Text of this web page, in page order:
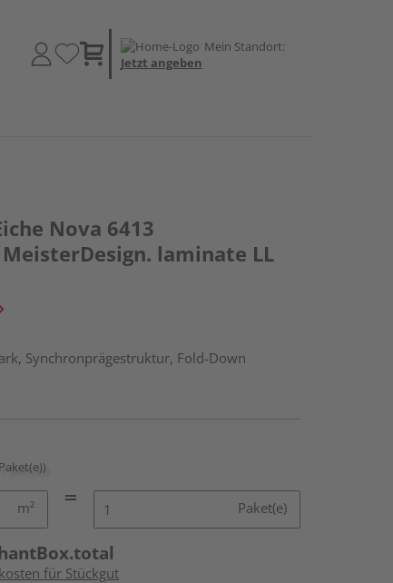
Mein Standort:
Jetzt angeben
Nova 6413
laminate LL
Synchronprägestruktur, Fold-Down
m² Paket(e)
für Stückgut